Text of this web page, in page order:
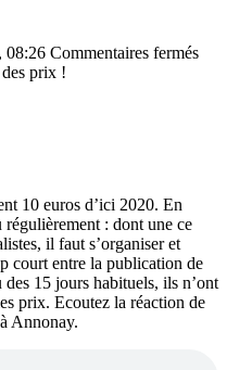
08:26 Commentaires fermés
prix !
10 euros d’ici 2020. En
régulièrement : dont une ce
il faut s’organiser et
court entre la publication de
15 jours habituels, ils n’ont
prix. Ecoutez la réaction de
Annonay.